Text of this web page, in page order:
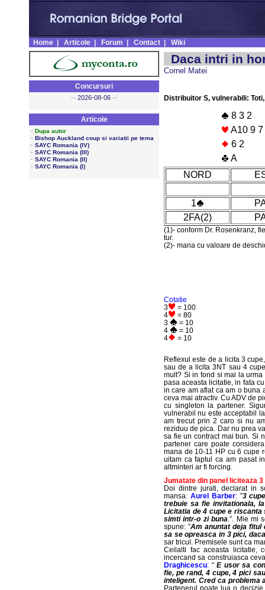
Home Articole Forum Contact Wiki
Concursuri
·· 2026-08-06 ··
Articole
· Dupa autor
· Bishop Auckland coup si variatii pe tema
· SAYC Romania (IV)
· SAYC Romania (III)
· SAYC Romania (II)
· SAYC Romania (I)
Daca intri in
Cornel Matei
Distribuitor S, vulnerabili:
8 3 2
A10 9 7
6 2
A
NORD
1
2FA(2)
(1)- conform Dr. Rosenkranz,
tur.
(2)- mana cu valoare de
Cotatie
3
= 100
4
= 80
3
= 10
4
= 10
4
= 10
Reflexul este de a licita 3
sau de a licita 3NT sau 4
mult? Si in fond si mai la
pasa aceasta licitatie, in fata
in care am aflat ca am o buna
ceva mai atractiv. Cu ADV de
cu singleton la partener.
vulnerabil nu este acceptabil
am trecut prin 2 caro si nu
reziduu de pica. Dar nu prea
sa fie un contract mai bun. Si
partener care poate
mana de 10-11 HP cu 6 cupe
uitam ca faptul ca am pasat
altminteri ar fi forcing.
Jumatate din panel liciteaza 3
Doi dintre jurati, declarat in
mansa: Aurel Barber: ”3
trebuie sa fie invitationala,
Licitatia de 4 cupe e riscanta
simti intr-o zi buna .”. Mie mi
spune: ”Am anuntat deja fitul
sa se opreasca in 3 pici,
sar tricul. Premisele sunt ca
Ceilalti fac aceasta licitatie,
incercand sa construiasca
Draghicescu: “ E usor sa
fie, pe rand, 4 cupe, 4 pici
inteligent. Cred ca problema
Partenerul poate lua o